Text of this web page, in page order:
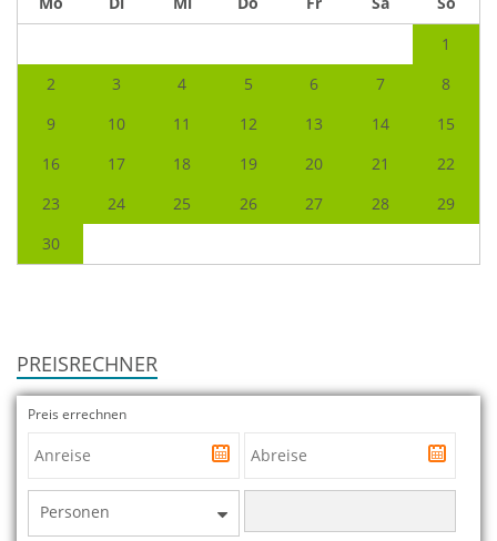
1
2
3 4 5 6 7
8
9
10 11 12 13 14
15
16
17 18 19 20 21
22
23
24 25 26 27 28
29
30
PREISRECHNER
Preis errechnen
Personen